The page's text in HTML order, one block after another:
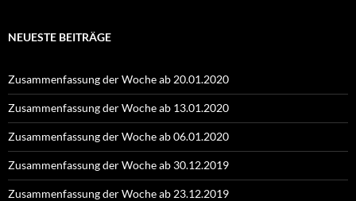
NEUESTE BEITRÄGE
Zusammenfassung der Woche ab 20.01.2020
Zusammenfassung der Woche ab 13.01.2020
Zusammenfassung der Woche ab 06.01.2020
Zusammenfassung der Woche ab 30.12.2019
Zusammenfassung der Woche ab 23.12.2019